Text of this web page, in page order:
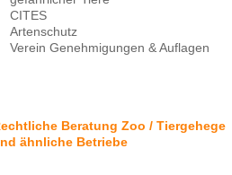
CITES
Artenschutz
Verein Genehmigungen & Auflagen
Beratung Zoo / Tiergehege
ähnliche Betriebe